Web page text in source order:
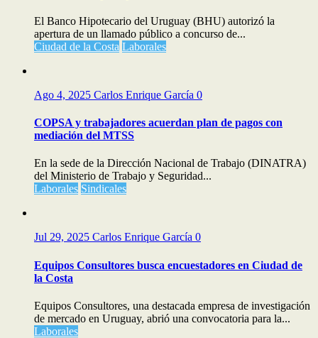
El Banco Hipotecario del Uruguay (BHU) autorizó la
apertura de un llamado público a concurso de...
Ciudad de la Costa Laborales
Ago 4, 2025 Carlos Enrique García 0
COPSA y trabajadores acuerdan plan de pagos con
mediación del MTSS
En la sede de la Dirección Nacional de Trabajo (DINATRA)
del Ministerio de Trabajo y Seguridad...
Laborales Sindicales
Jul 29, 2025 Carlos Enrique García 0
Equipos Consultores busca encuestadores en Ciudad de
la Costa
Equipos Consultores, una destacada empresa de investigación
de mercado en Uruguay, abrió una convocatoria para la...
Laborales